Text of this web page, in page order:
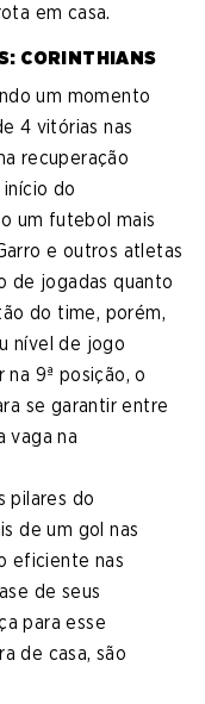
em casa.
CORINTHIANS
um momento
4 vitórias nas
recuperação
do
um futebol mais
e outros atletas
de jogadas quanto
do time, porém,
nível de jogo
9ª posição, o
se garantir entre
vaga na
pilares do
de um gol nas
eficiente nas
de seus
para esse
de casa, são